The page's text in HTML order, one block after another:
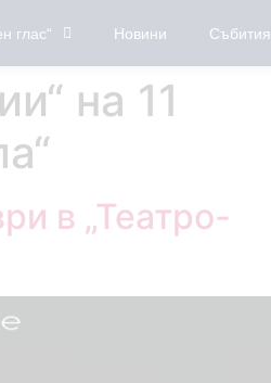
глас“ Новини Събития
на 11
в „Театро-